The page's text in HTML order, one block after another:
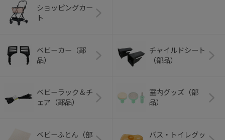
ショッピングカー
ト
ベビーカー（部
品）
チャイルドシート
（部品）
ベビーラック＆チ
ェア（部品）
室内グッズ（部
品）
ベビーふとん（部
バス・トイレグッ